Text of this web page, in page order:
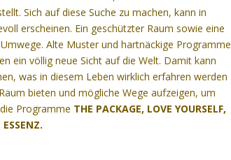
Sich auf diese Suche zu machen, kann in
erscheinen. Ein geschützter Raum sowie eine
Alte Muster und hartnäckige Programme
ein völlig neue Sicht auf die Welt. Damit kann
was in diesem Leben wirklich erfahren werden
bieten und mögliche Wege aufzeigen, um
Programme THE PACKAGE, LOVE YOURSELF,
ESSENZ.